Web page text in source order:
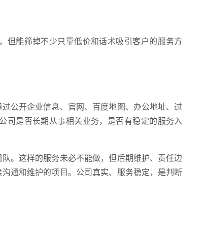
但能筛掉不少只靠低价和话术吸引客户的服务方
公开企业信息、官网、百度地图、办公地址、过
司是否长期从事相关业务，是否有稳定的服务入
。这样的服务未必不能做，但后期维护、责任边
通和维护的项目。公司真实、服务稳定，是判断